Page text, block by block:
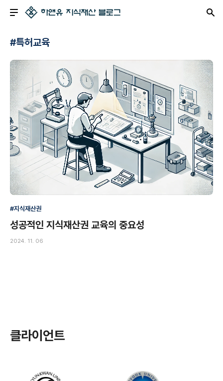
#특허교육
#지식재산권
성공적인 지식재산권 교육의 중요성
2024. 11. 06
클라이언트